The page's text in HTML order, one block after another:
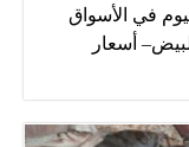
في الأسواق
أسعار